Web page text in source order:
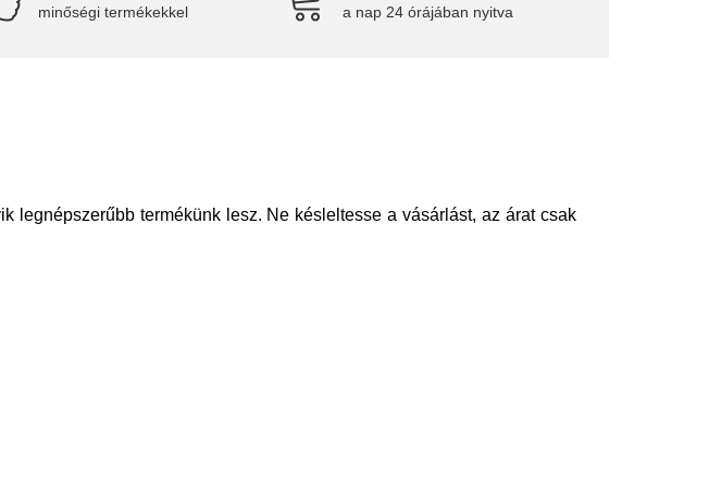
minőségi termékekkel a nap 24 órájában nyitva
legnépszerűbb termékünk lesz. Ne késleltesse a vásárlást, az árat csak